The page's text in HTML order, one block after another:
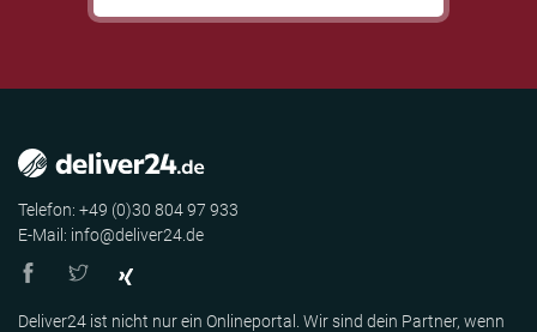
Telefon: +49 (0)30 804 97 933
E-Mail: info@deliver24.de
Deliver24 ist nicht nur ein Onlineportal. Wir sind dein Partner, wenn